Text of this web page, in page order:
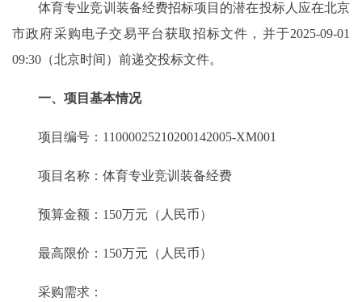
体育专业竞训装备经费招标项目的潜在投标人应在北京
市政府采购电子交易平台获取招标文件，并于2025-09-01
09:30（北京时间）前递交投标文件。
一、项目基本情况
项目编号：11000025210200142005-XM001
项目名称：体育专业竞训装备经费
预算金额：150万元（人民币）
最高限价：150万元（人民币）
采购需求：